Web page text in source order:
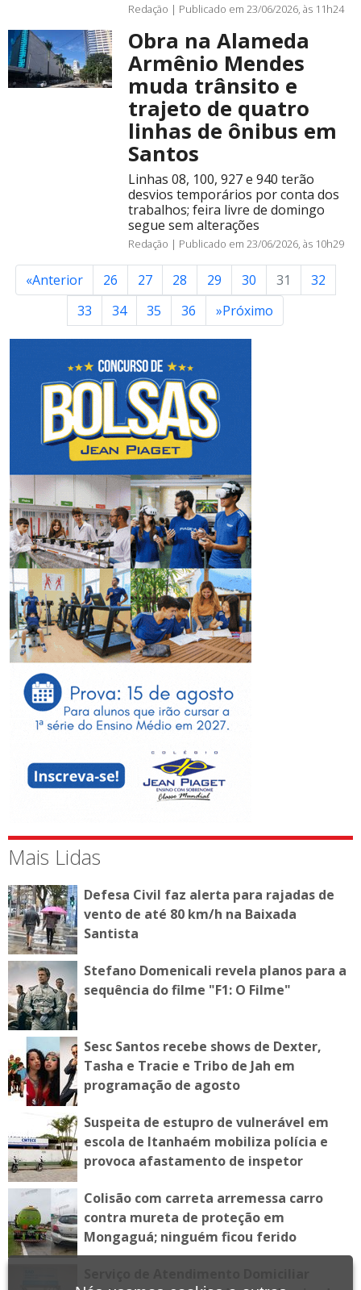
Redação | Publicado em 23/06/2026, às 11h24
Obra na Alameda
Armênio Mendes
muda trânsito e
trajeto de quatro
linhas de ônibus em
Santos
Linhas 08, 100, 927 e 940 terão
desvios temporários por conta dos
trabalhos; feira livre de domingo
segue sem alterações
Redação | Publicado em 23/06/2026, às 10h29
«Anterior 26 27 28 29 30 31
32
33
34 35 36 »Próximo
Mais Lidas
Defesa Civil faz alerta para rajadas de
vento de até 80 km/h na Baixada
Santista
Stefano Domenicali revela planos para a
sequência do filme "F1: O Filme"
Sesc Santos recebe shows de Dexter,
Tasha e Tracie e Tribo de Jah em
programação de agosto
Suspeita de estupro de vulnerável em
escola de Itanhaém mobiliza polícia e
provoca afastamento de inspetor
Colisão com carreta arremessa carro
contra mureta de proteção em
Mongaguá; ninguém ficou ferido